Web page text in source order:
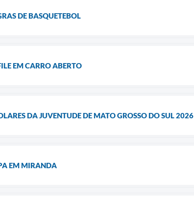
DE BASQUETEBOL
EM CARRO ABERTO
DA JUVENTUDE DE MATO GROSSO DO SUL 2026
EM MIRANDA